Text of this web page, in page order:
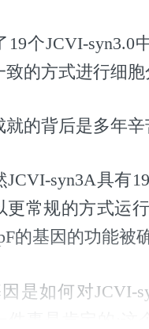
19个JCVI-syn3.0
的方式进行细胞
就的背后是多年
JCVI-syn3A具有
更常规的方式运
的基因的功能被
是如何对JCVI-